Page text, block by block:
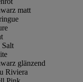
matt
Salt
glänzend
Riviera